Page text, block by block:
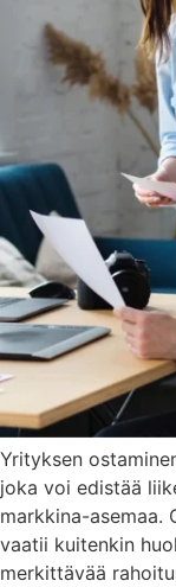
Yrityksen
joka voi edistää
markkina-asemaa.
vaatii kuitenkin
merkittävää